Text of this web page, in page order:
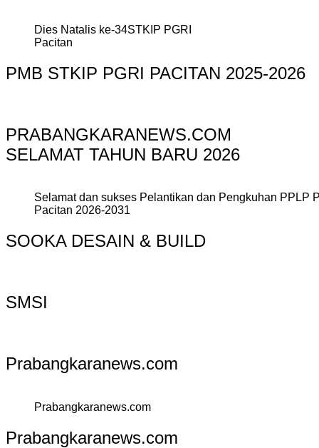
Dies Natalis ke-34STKIP PGRI
Pacitan
PMB STKIP PGRI PACITAN 2025-2026
PRABANGKARANEWS.COM
SELAMAT TAHUN BARU 2026
Selamat dan sukses Pelantikan dan Pengkuhan PPLP
Pacitan 2026-2031
SOOKA DESAIN & BUILD
SMSI
Prabangkaranews.com
Prabangkaranews.com
Prabangkaranews.com